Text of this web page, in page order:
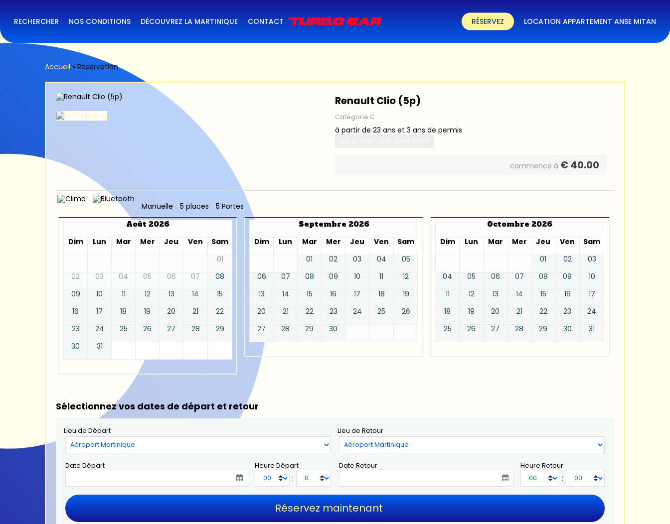
main
content
RECHERCHER NOS CONDITIONS DÉCOUVREZ LA MARTINIQUE CONTACT RÉSERVEZ LOCATION APPARTEMENT ANSE MITAN
Accueil » Reservation
Renault Clio (5p)
Catégorie C
à partir de 23 ans et 3 ans de permis
commence à € 40.00
Manuelle 5 places
5 Portes
Août 2026
Dim
Lun Mar Mer Jeu Ven
Sam
01
02
03 04 05 06 07
08
09
10 11 12 13 14
15
16
17 18 19 20 21
22
23
24 25 26 27 28
29
30
31
Septembre 2026
Dim
Lun Mar Mer Jeu Ven
Sam
01
02 03 04
05
06
07 08 09 10 11
12
13
14 15 16 17 18
19
20
21 22 23 24 25
26
27
28 29 30
Octombre 2026
Dim
Lun Mar Mer Jeu Ven
Sam
01
02
03
04
05 06 07 08 09
10
11
12 13 14 15 16
17
18
19 20 21 22 23
24
25
26 27 28 29 30 31
Sélectionnez vos dates de départ et retour
Lieu de Départ Lieu de Retour
Date Départ Heure Départ
:
Date Retour Heure Retour
: